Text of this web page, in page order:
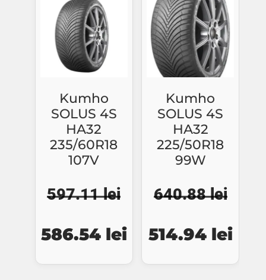
857.06 lei.
Kumho
SOLUS 4S
HA32
235/60R18
107V
597.11lei
inițial
a
586.54 lei
curent
este:
Kumho
SOLUS 4S
HA32
225/50R18
99W
640.88lei
inițial
a
514.94 lei